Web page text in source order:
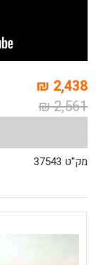
2,438 ₪
2,561 ₪
מק"ט 37543